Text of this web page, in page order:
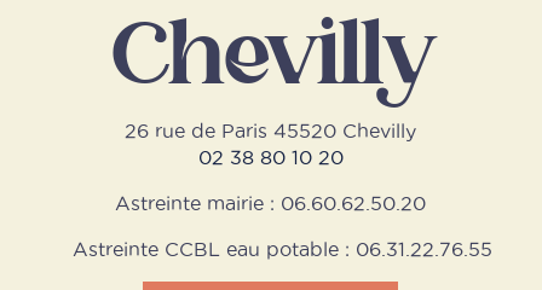
Chevilly
26 rue de Paris 45520 Chevilly
02 38 80 10 20
Astreinte mairie : 06.60.62.50.20
Astreinte CCBL eau potable : 06.31.22.76.55